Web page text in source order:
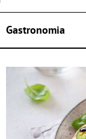
Gastronomia